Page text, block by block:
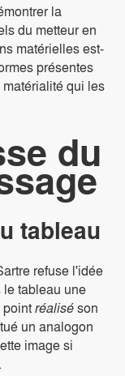
la
du metteur en
matérielles est-
présentes
qui les
du
tableau
refuse l'idée
tableau une
pointréaliséson
un analogon
image si